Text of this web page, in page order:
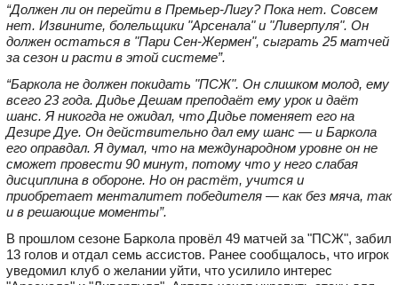
“Должен ли он перейти в Премьер-Лигу? Пока нет. Совсем
нет. Извините, болельщики "Арсенала" и "Ливерпуля". Он
должен остаться в "Пари Сен-Жермен", сыграть 25 матчей
за сезон и расти в этой системе”.
“Баркола не должен покидать "ПСЖ". Он слишком молод, ему
всего 23 года. Дидье Дешам преподаёт ему урок и даёт
шанс. Я никогда не ожидал, что Дидье поменяет его на
Дезире Дуе. Он действительно дал ему шанс — и Баркола
его оправдал. Я думал, что на международном уровне он не
сможет провести 90 минут, потому что у него слабая
дисциплина в обороне. Но он растёт, учится и
приобретает менталитет победителя — как без мяча, так
и в решающие моменты”.
В прошлом сезоне Баркола провёл 49 матчей за "ПСЖ", забил
13 голов и отдал семь ассистов. Ранее сообщалось, что игрок
уведомил клуб о желании уйти, что усилило интерес